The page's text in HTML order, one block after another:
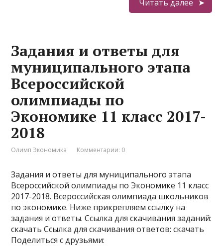
Читать далее
Задания и ответы для
муниципального этапа
Всероссийской
олимпиады по
Экономике 11 класс 2017-
2018
Олимп Экономика Комментарии: 0
Задания и ответы для муниципального этапа
Всероссийской олимпиады по Экономике 11 класс
2017-2018. Всероссийская олимпиада школьников
по экономике. Ниже прикрепляем ссылку на
задания и ответы. Ссылка для скачивания заданий:
скачать Ссылка для скачивания ответов: скачать
Поделиться с друзьями: